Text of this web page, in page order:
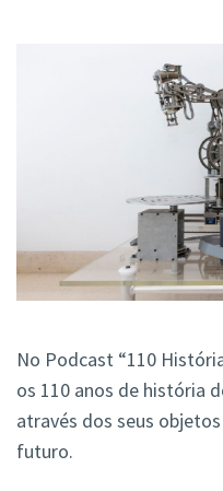
No Podcast “110
os 110 anos de história
através dos seus
futuro.